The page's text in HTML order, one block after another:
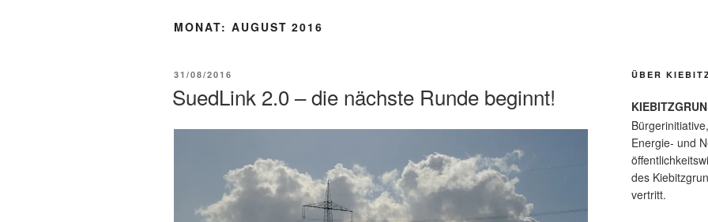
MONAT: AUGUST 2016
VERÖFFENTLICHT
31/08/2016
SuedLink 2.0 – die nächste Runde beginnt!
ÜBER
Energie- und
des
vertritt.